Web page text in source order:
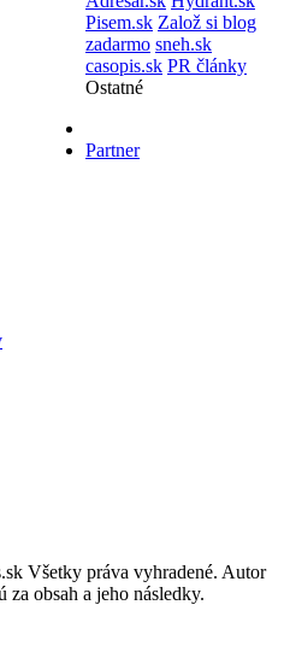
Pisem.sk Založ si blog
zadarmo sneh.sk
casopis.sk PR články
Ostatné
Partner
Všetky práva vyhradené. Autor
obsah a jeho následky.